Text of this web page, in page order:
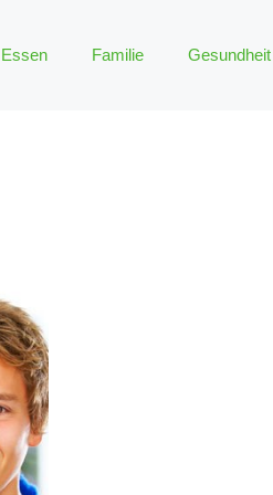
Essen Familie Gesundheit